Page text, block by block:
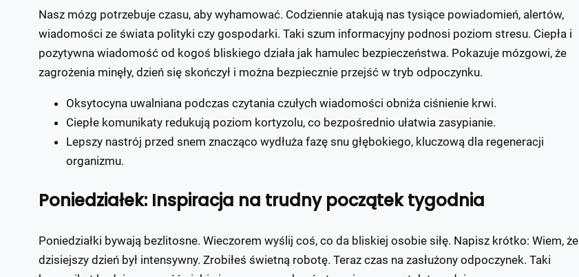
Nasz mózg potrzebuje czasu, aby wyhamować. Codziennie atakują nas tysiące powiadomień, alertów,
wiadomości ze świata polityki czy gospodarki. Taki szum informacyjny podnosi poziom stresu. Ciepła i
pozytywna wiadomość od kogoś bliskiego działa jak hamulec bezpieczeństwa. Pokazuje mózgowi, że
zagrożenia minęły, dzień się skończył i można bezpiecznie przejść w tryb odpoczynku.
Oksytocyna uwalniana podczas czytania czułych wiadomości obniża ciśnienie krwi.
Ciepłe komunikaty redukują poziom kortyzolu, co bezpośrednio ułatwia zasypianie.
Lepszy nastrój przed snem znacząco wydłuża fazę snu głębokiego, kluczową dla regeneracji
organizmu.
Poniedziałek: Inspiracja na trudny początek tygodnia
Poniedziałki bywają bezlitosne. Wieczorem wyślij coś, co da bliskiej osobie siłę. Napisz krótko: Wiem, że
dzisiejszy dzień był intensywny. Zrobiłeś świetną robotę. Teraz czas na zasłużony odpoczynek. Taki